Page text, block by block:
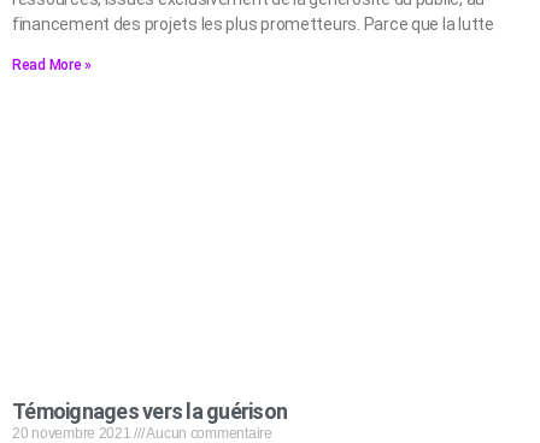
financement des projets les plus prometteurs. Parce que la lutte
Read More »
Témoignages vers la guérison
20 novembre 2021 Aucun commentaire